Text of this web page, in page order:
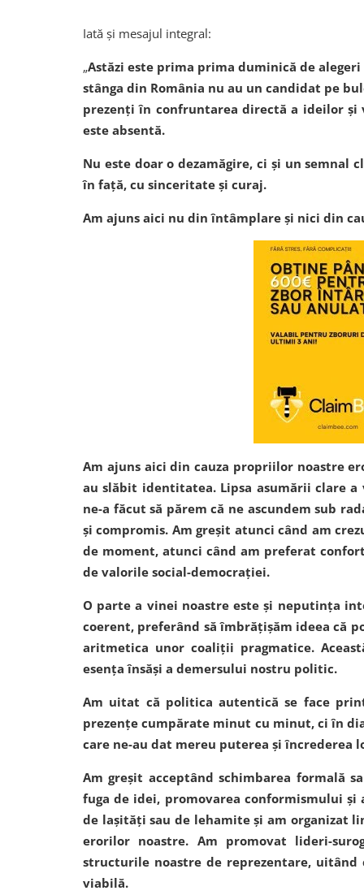
Iată și mesajul integral:
„Astăzi este prima prima duminică de
stânga din România nu au un candidat pe
prezenți în confruntarea directă a ideilor și
este absentă.
Nu este doar o dezamăgire, ci și un
în față, cu sinceritate și curaj.
Am ajuns aici nu din întâmplare și nici din
Am ajuns aici din cauza propriilor noastre
au slăbit identitatea. Lipsa asumării clare
ne-a făcut să părem că ne ascundem sub
și compromis. Am greșit atunci când am
de moment, atunci când am preferat
de valorile social-democrației.
O parte a vinei noastre este și neputința
coerent, preferând să îmbrățișăm ideea că
aritmetica unor coaliții pragmatice.
esența însăși a demersului nostru politic.
Am uitat că politica autentică se face
prezențe cumpărate minut cu minut, ci în
care ne-au dat mereu puterea și încrederea
Am greșit acceptând schimbarea formală
fuga de idei, promovarea conformismului
de lașități sau de lehamite și am organizat
erorilor noastre. Am promovat lideri-
structurile noastre de reprezentare,
viabilă.